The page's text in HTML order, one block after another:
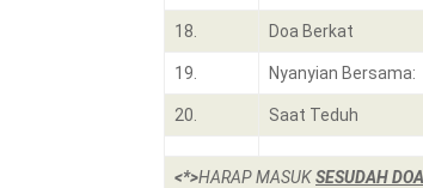
18. Doa Berkat
19. Nyanyian Bersama:
20. Saat Teduh
<*>HARAP MASUKSESUDAH